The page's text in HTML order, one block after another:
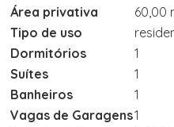
Área privativa
60,00
Tipo de uso
Dormitórios
1
Suítes
1
Banheiros
1
Vagas de Garagens1